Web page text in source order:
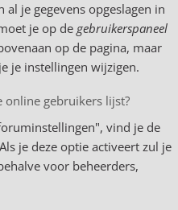
je gegevens opgeslagen in
je op de gebruikerspaneel
op de pagina, maar
je instellingen wijzigen.
online gebruikers lijst?
vind je de
je deze optie activeert zul je
voor beheerders,